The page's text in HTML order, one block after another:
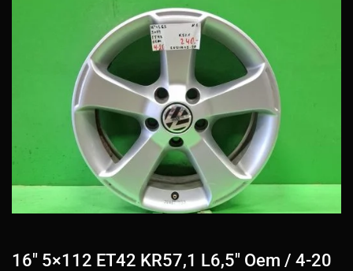
16″ 5×112 ET42 KR57,1 L6,5″ Oem / 4-20